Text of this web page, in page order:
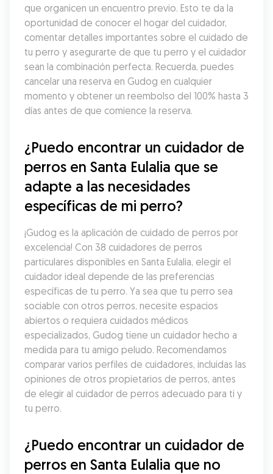
que organicen un encuentro previo. Esto te da la
oportunidad de conocer el hogar del cuidador,
comentar detalles importantes sobre el cuidado de
tu perro y asegurarte de que tu perro y el cuidador
sean la combinación perfecta. Recuerda, puedes
cancelar una reserva en Gudog en cualquier
momento y obtener un reembolso del 100% hasta 3
días antes de que comience la reserva.
¿Puedo encontrar un cuidador de
perros en Santa Eulalia que se
adapte a las necesidades
específicas de mi perro?
¡Gudog es la aplicación de cuidado de perros por
excelencia! Con 38 cuidadores de perros
particulares disponibles en Santa Eulalia, elegir el
cuidador ideal depende de las preferencias
específicas de tu perro. Ya sea que tu perro sea
sociable con otros perros, necesite espacios
abiertos o requiera cuidados médicos
especializados, Gudog tiene un cuidador hecho a
medida para tu amigo peludo. Recomendamos
comparar varios perfiles de cuidadores, incluidas las
opiniones de otros propietarios de perros, antes
de elegir al cuidador de perros adecuado para ti y
tu perro.
¿Puedo encontrar un cuidador de
perros en Santa Eulalia que no